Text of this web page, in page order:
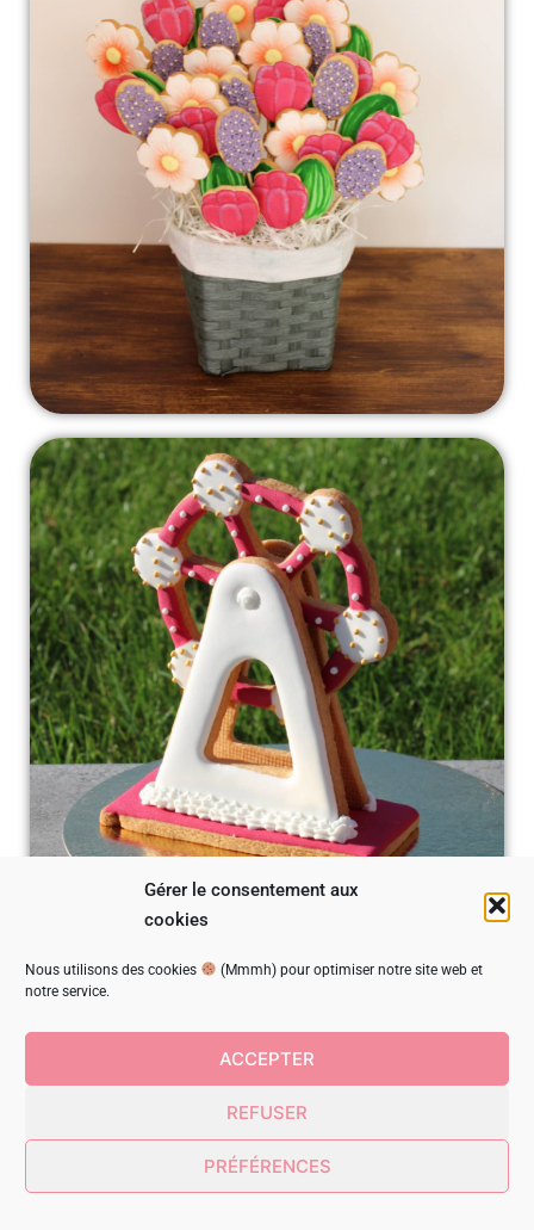
Gérer le consentement aux
cookies
Nous utilisons des cookies
(Mmmh) pour optimiser notre site web et
notre service.
ACCEPTER
REFUSER
PRÉFÉRENCES